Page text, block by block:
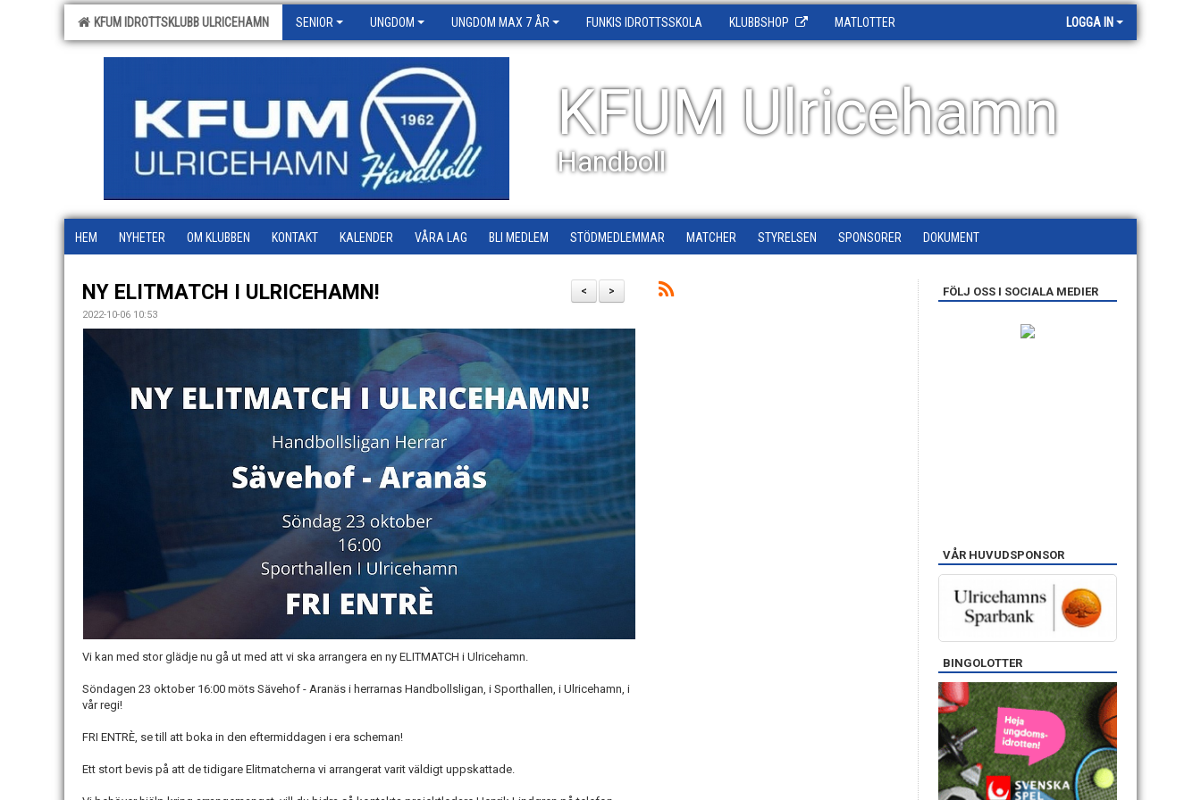
KFUM IDROTTSKLUBB ULRICEHAMN SENIOR UNGDOM UNGDOM MAX 7 ÅR FUNKIS IDROTTSSKOLA KLUBBSHOP MATLOTTER LOGGA IN
KFUM Ulricehamn
Handboll
HEM NYHETER OM KLUBBEN KONTAKT KALENDER VÅRA LAG BLI MEDLEM STÖDMEDLEMMAR MATCHER STYRELSEN SPONSORER DOKUMENT
>
<
NY ELITMATCH I ULRICEHAMN!
2022-10-06 10:53
Vi kan med stor glädje nu gå ut med att vi ska arrangera en ny ELITMATCH i Ulricehamn.
Söndagen 23 oktober 16:00 möts Sävehof - Aranäs i herrarnas Handbollsligan, i Sporthallen, i Ulricehamn, i
vår regi!
FRI ENTRÈ, se till att boka in den eftermiddagen i era scheman!
Ett stort bevis på att de tidigare Elitmatcherna vi arrangerat varit väldigt uppskattade.
FÖLJ OSS I SOCIALA MEDIER
VÅR HUVUDSPONSOR
BINGOLOTTER